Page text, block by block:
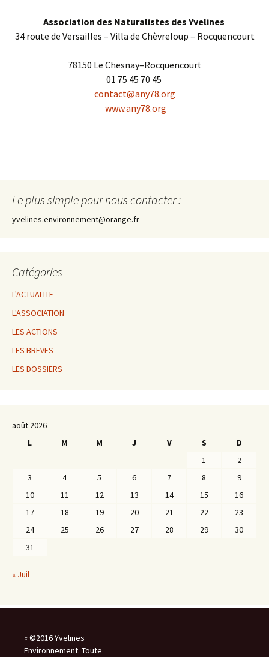
Association des Naturalistes des Yvelines
34 route de Versailles – Villa de Chèvreloup – Rocquencourt
78150 Le Chesnay–Rocquencourt
01 75 45 70 45
contact@any78.org
www.any78.org
Le plus simple pour nous contacter :
yvelines.environnement@orange.fr
Catégories
L'ACTUALITE
L'ASSOCIATION
LES ACTIONS
LES BREVES
LES DOSSIERS
août 2026
L
M M J V S
D
1
2
3
4 5 6 7 8
9
10
11 12 13 14 15
16
17
18 19 20 21 22
23
24
25 26 27 28 29
30
31
« Juil
« ©2016 Yvelines
Environnement. Toute